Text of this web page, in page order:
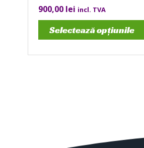
900,00 lei incl. TVA
Selectează opțiunile